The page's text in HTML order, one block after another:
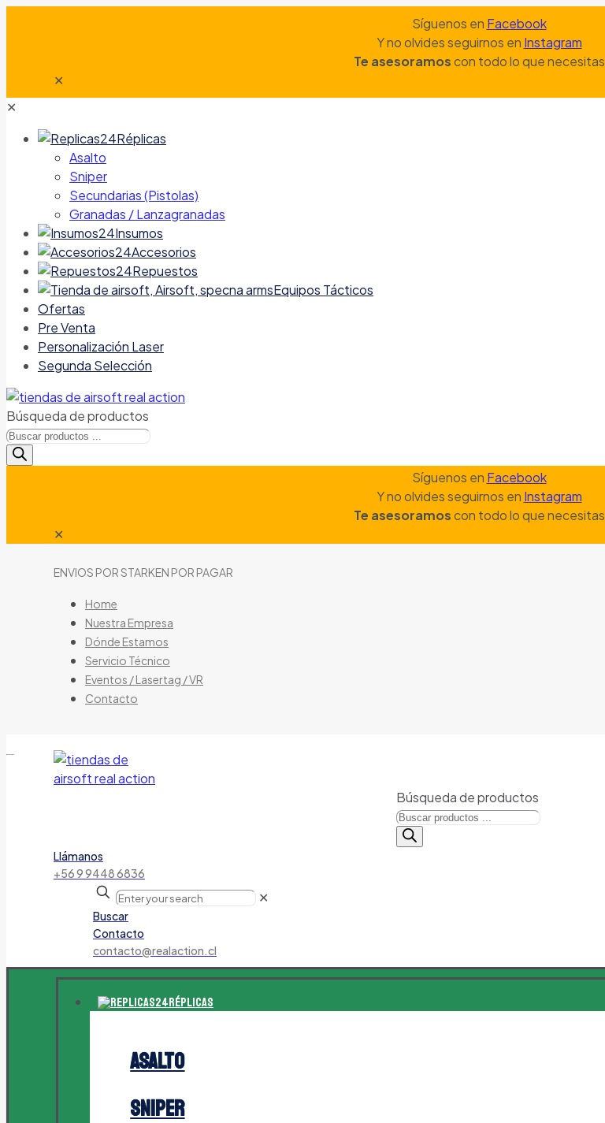
Síguenos en Facebook
Y no olvides seguirnos en Instagram
Te asesoramoscon todo lo que necesitas
✕
✕
Réplicas
Asalto
Sniper
Secundarias (Pistolas)
Granadas / Lanzagranadas
Insumos
Accesorios
Repuestos
Equipos Tácticos
Ofertas
Pre Venta
Personalización Laser
Segunda Selección
Búsqueda de productos
Síguenos en Facebook
Y no olvides seguirnos en Instagram
Te asesoramoscon todo lo que necesitas
✕
ENVIOS POR STARKEN POR PAGAR
Home
Nuestra Empresa
Dónde Estamos
Servicio Técnico
Eventos / Lasertag / VR
Contacto
Búsqueda de productos
Llámanos
+56 9 9448 6836
✕
Buscar
Contacto
contacto@realaction.cl
Réplicas
Asalto
Sniper